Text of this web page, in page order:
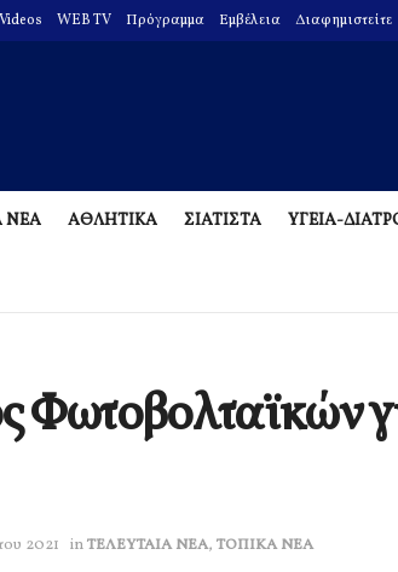
WEB TV Πρόγραμμα Εμβέλεια Διαφημιστείτε
ΝΕΑ ΑΘΛΗΤΙΚΑ ΣΙΑΤΙΣΤΑ ΥΓΕΙΑ-
Φωτοβολταϊκών
2021 inΤΕΛΕΥΤΑΙΑ ΝΕΑ, ΤΟΠΙΚΑ ΝΕΑ